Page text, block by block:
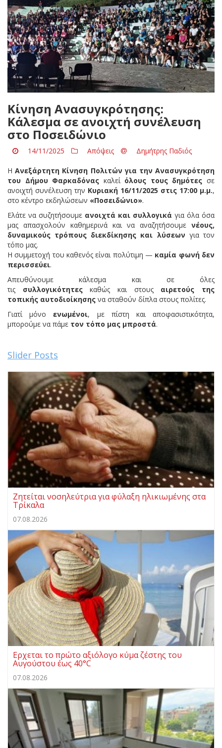
Κίνηση Ανασυγκρότησης:
Κάλεσμα σε ανοιχτή συνέλευση
στο Ποσειδώνιο
14/11/2025 Απόψεις Δημήτρης Παδιός
ΗΑνεξάρτητη Κίνηση Πολιτών για την Ανασυγκρότηση
του Δήμου Φαρκαδόνας καλεί όλους τους δημότες σε
ανοιχτή συνέλευση την Κυριακή 16/11/2025 στις 17:00 μ.μ.,
στο κέντρο εκδηλώσεων «Ποσειδώνιο».
Ελάτε να συζητήσουμε ανοιχτά και συλλογικά για όλα όσα
μας απασχολούν καθημερινά και να αναζητήσουμε νέους,
δυναμικούς τρόπους διεκδίκησης και λύσεων για τον
τόπο μας.
Η συμμετοχή του καθενός είναι πολύτιμη — καμία φωνή δεν
περισσεύει.
Απευθύνουμε κάλεσμα και σε όλες
τις συλλογικότητεςκαθώς και στους αιρετούς της
τοπικής αυτοδιοίκησης να σταθούν δίπλα στους πολίτες.
Γιατί μόνοενωμένοι, με πίστη και αποφασιστικότητα,
μπορούμε να πάμε τον τόπο μας μπροστά.
Slider Posts
Ζητείται νοσηλεύτρια για φύλαξη ηλικιωμένης στα
Τρίκαλα
07.08.2026
Ερχεται το πρώτο αξιόλογο κύμα ζέστης του
Αυγούστου έως 40°C
07.08.2026